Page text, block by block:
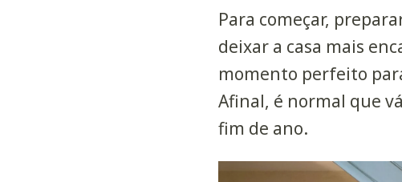
Para começar,
deixar a casa mais
momento perfeito
Afinal, é normal que
fim de ano.